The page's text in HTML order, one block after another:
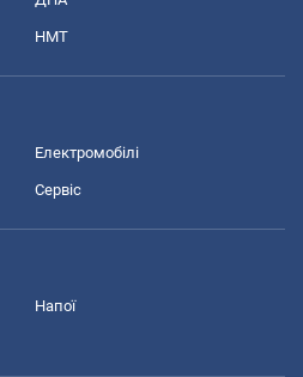
НМТ
Електромобілі
Сервіс
Напої